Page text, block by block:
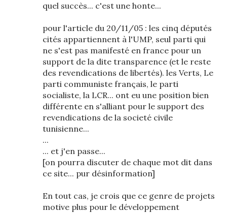
quel succès... c'est une honte...
pour l'article du 20/11/05 : les cinq députés
cités appartiennent à l'UMP, seul parti qui
ne s'est pas manifesté en france pour un
support de la dite transparence (et le reste
des revendications de libertés). les Verts, Le
parti communiste français, le parti
socialiste, la LCR... ont eu une position bien
différente en s'alliant pour le support des
revendications de la societé civile
tunisienne...
...
... et j'en passe...
[on pourra discuter de chaque mot dit dans
ce site... pur désinformation]
En tout cas, je crois que ce genre de projets
motive plus pour le développement